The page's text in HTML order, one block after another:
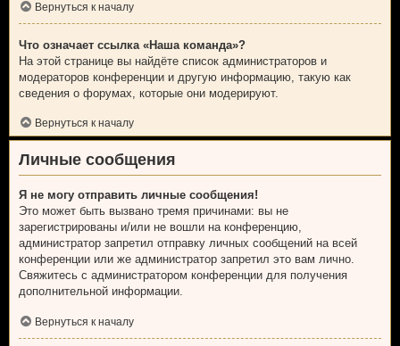
Вернуться к началу
Что означает ссылка «Наша команда»?
На этой странице вы найдёте список администраторов и
модераторов конференции и другую информацию, такую как
сведения о форумах, которые они модерируют.
Вернуться к началу
Личные сообщения
Я не могу отправить личные сообщения!
Это может быть вызвано тремя причинами: вы не
зарегистрированы и/или не вошли на конференцию,
администратор запретил отправку личных сообщений на всей
конференции или же администратор запретил это вам лично.
Свяжитесь с администратором конференции для получения
дополнительной информации.
Вернуться к началу